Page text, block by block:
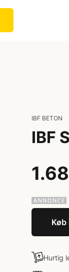
IBF BETON
IBF
Køb
Hurtig